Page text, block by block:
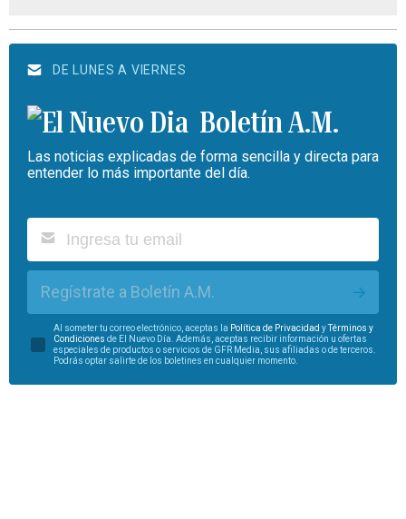
DE LUNES A VIERNES
Boletín A.M.
Las noticias explicadas de forma sencilla y directa para
entender lo más importante del día.
Regístrate a Boletín A.M.
Al someter tu correo electrónico, aceptas la Política de Privacidad yTérminos y
Condiciones de El Nuevo Día. Además, aceptas recibir información u ofertas
especiales de productos o servicios de GFR Media, sus afiliadas o de terceros.
Podrás optar salirte de los boletines en cualquier momento.